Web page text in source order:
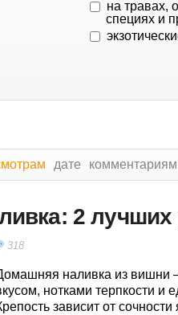
на травах,
специях и
дате комментариям
2 лучших
318
наливка из вишни
нотками терпкости
зависит от